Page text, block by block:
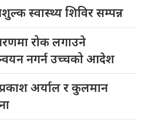
स्वास्थ्य शिविर सम्पन्न
रोक लगाउने
नगर्न उच्चको आदेश
अर्याल र कुलमान